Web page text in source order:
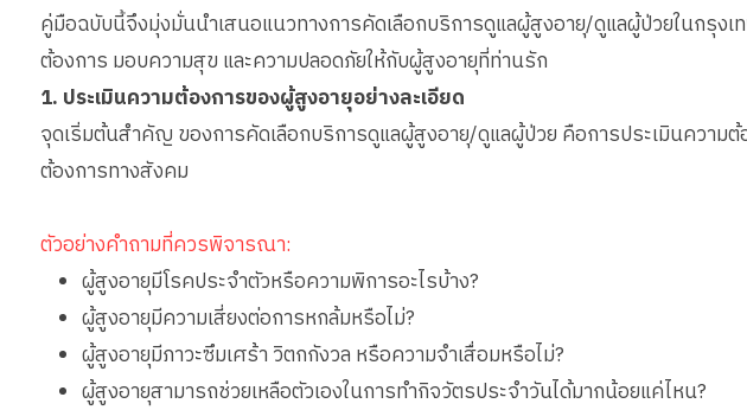
คู่มือฉบับนี้จึงมุ่งมั่นนำเสนอแนวทางการคัดเลือกบริการดูแลผู้สูงอายุ/ดูแลผู้ป่วยในกรุ
ต้องการ มอบความสุข และความปลอดภัยให้กับผู้สูงอายุที่ท่านรัก
1. ประเมินความต้องการของผู้สูงอายุอย่างละเอียด
จุดเริ่มต้นสำคัญ ของการคัดเลือกบริการดูแลผู้สูงอายุ/ดูแลผู้ป่วย คือการประเมินความต้
ต้องการทางสังคม
ตัวอย่างคำถามที่ควรพิจารณา:
ผู้สูงอายุมีโรคประจำตัวหรือความพิการอะไรบ้าง?
ผู้สูงอายุมีความเสี่ยงต่อการหกล้มหรือไม่?
ผู้สูงอายุมีภาวะซึมเศร้า วิตกกังวล หรือความจำเสื่อมหรือไม่?
ผู้สูงอายุสามารถช่วยเหลือตัวเองในการทำกิจวัตรประจำวันได้มากน้อยแค่ไหน?